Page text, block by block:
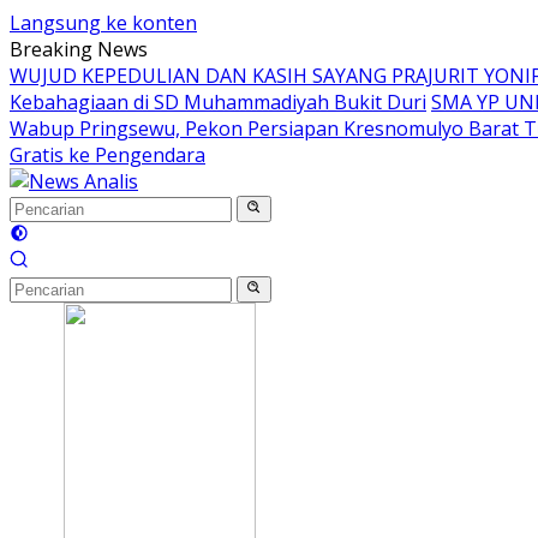
Langsung ke konten
Breaking News
WUJUD KEPEDULIAN DAN KASIH SAYANG PRAJURIT
Kebahagiaan di SD Muhammadiyah Bukit Duri SMA YP
Wabup Pringsewu, Pekon Persiapan Kresnomulyo Barat
Gratis ke Pengendara